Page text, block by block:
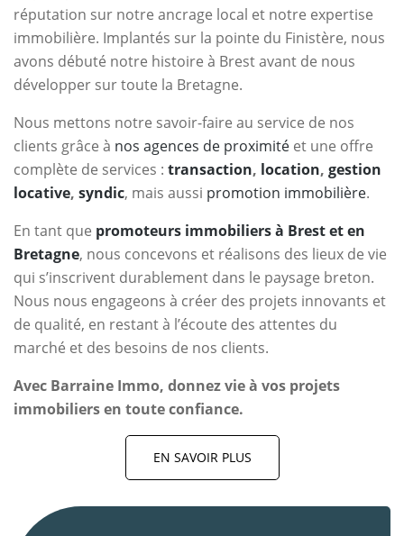
réputation sur notre ancrage local et notre expertise
immobilière. Implantés sur la pointe du Finistère, nous
avons débuté notre histoire à Brest avant de nous
développer sur toute la Bretagne.
Nous mettons notre savoir-faire au service de nos
clients grâce à nos agences de proximité et une offre
complète de services : transaction, location, gestion
locative, syndic, mais aussi promotion immobilière.
En tant que promoteurs immobiliers à Brest et en
Bretagne, nous concevons et réalisons des lieux de vie
qui s’inscrivent durablement dans le paysage breton.
Nous nous engageons à créer des projets innovants et
de qualité, en restant à l’écoute des attentes du
marché et des besoins de nos clients.
Avec Barraine Immo, donnez vie à vos projets
immobiliers en toute confiance.
EN SAVOIR PLUS